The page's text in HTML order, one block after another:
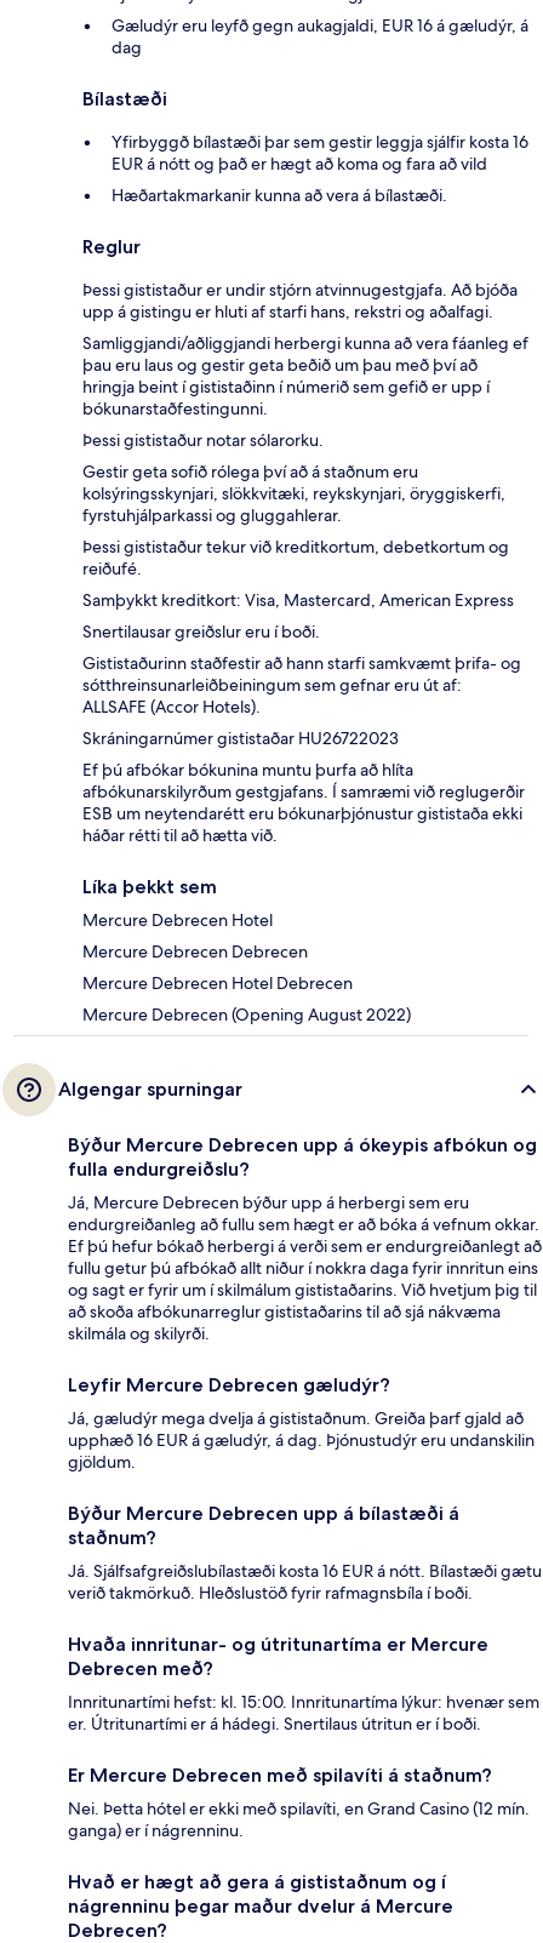
Gæludýr eru leyfð gegn aukagjaldi, EUR 16 á gæludýr, á
dag
Bílastæði
Yfirbyggð bílastæði þar sem gestir leggja sjálfir kosta 16
EUR á nótt og það er hægt að koma og fara að vild
Hæðartakmarkanir kunna að vera á bílastæði.
Reglur
Þessi gististaður er undir stjórn atvinnugestgjafa. Að bjóða
upp á gistingu er hluti af starfi hans, rekstri og aðalfagi.
Samliggjandi/aðliggjandi herbergi kunna að vera fáanleg ef
þau eru laus og gestir geta beðið um þau með því að
hringja beint í gististaðinn í númerið sem gefið er upp í
bókunarstaðfestingunni.
Þessi gististaður notar sólarorku.
Gestir geta sofið rólega því að á staðnum eru
kolsýringsskynjari, slökkvitæki, reykskynjari, öryggiskerfi,
fyrstuhjálparkassi og gluggahlerar.
Þessi gististaður tekur við kreditkortum, debetkortum og
reiðufé.
Samþykkt kreditkort: Visa, Mastercard, American Express
Snertilausar greiðslur eru í boði.
Gististaðurinn staðfestir að hann starfi samkvæmt þrifa- og
sótthreinsunarleiðbeiningum sem gefnar eru út af:
ALLSAFE (Accor Hotels).
Skráningarnúmer gististaðar HU26722023
Ef þú afbókar bókunina muntu þurfa að hlíta
afbókunarskilyrðum gestgjafans. Í samræmi við reglugerðir
ESB um neytendarétt eru bókunarþjónustur gististaða ekki
háðar rétti til að hætta við.
Líka þekkt sem
Mercure Debrecen Hotel
Mercure Debrecen Debrecen
Mercure Debrecen Hotel Debrecen
Mercure Debrecen (Opening August 2022)
Algengar spurningar
Býður Mercure Debrecen upp á ókeypis afbókun og
fulla endurgreiðslu?
Já, Mercure Debrecen býður upp á herbergi sem eru
endurgreiðanleg að fullu sem hægt er að bóka á vefnum okkar.
Ef þú hefur bókað herbergi á verði sem er endurgreiðanlegt að
fullu getur þú afbókað allt niður í nokkra daga fyrir innritun eins
og sagt er fyrir um í skilmálum gististaðarins. Við hvetjum þig til
að skoða afbókunarreglur gististaðarins til að sjá nákvæma
skilmála og skilyrði.
Leyfir Mercure Debrecen gæludýr?
Já, gæludýr mega dvelja á gististaðnum. Greiða þarf gjald að
upphæð 16 EUR á gæludýr, á dag. Þjónustudýr eru undanskilin
gjöldum.
Býður Mercure Debrecen upp á bílastæði á
staðnum?
Já. Sjálfsafgreiðslubílastæði kosta 16 EUR á nótt. Bílastæði gætu
verið takmörkuð. Hleðslustöð fyrir rafmagnsbíla í boði.
Hvaða innritunar- og útritunartíma er Mercure
Debrecen með?
Innritunartími hefst: kl. 15:00. Innritunartíma lýkur: hvenær sem
er. Útritunartími er á hádegi. Snertilaus útritun er í boði.
Er Mercure Debrecen með spilavíti á staðnum?
Nei. Þetta hótel er ekki með spilavíti, en Grand Casino (12 mín.
ganga) er í nágrenninu.
Hvað er hægt að gera á gististaðnum og í
nágrenninu þegar maður dvelur á Mercure
Debrecen?